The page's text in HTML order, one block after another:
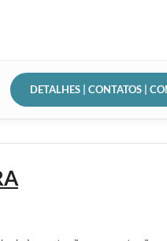
DETALHES | CONTATOS |